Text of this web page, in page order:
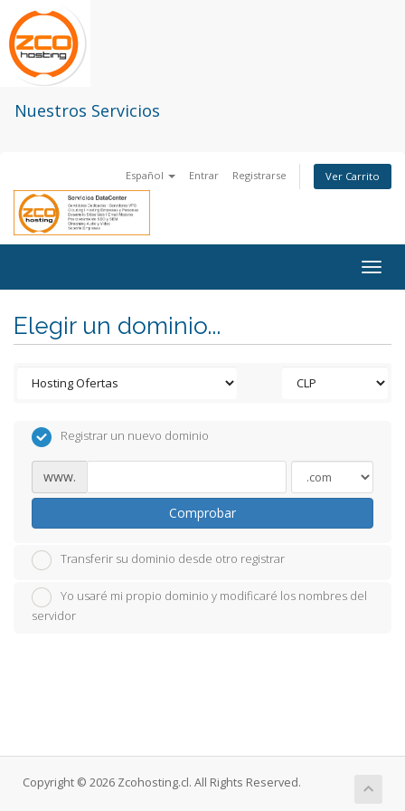
Nuestros Servicios
Español Entrar Registrarse Ver Carrito
Elegir un dominio...
Registrar un nuevo dominio
www.
Comprobar
Transferir su dominio desde otro registrar
Yo usaré mi propio dominio y modificaré los nombres del
servidor
Copyright © 2026 Zcohosting.cl. All Rights Reserved.